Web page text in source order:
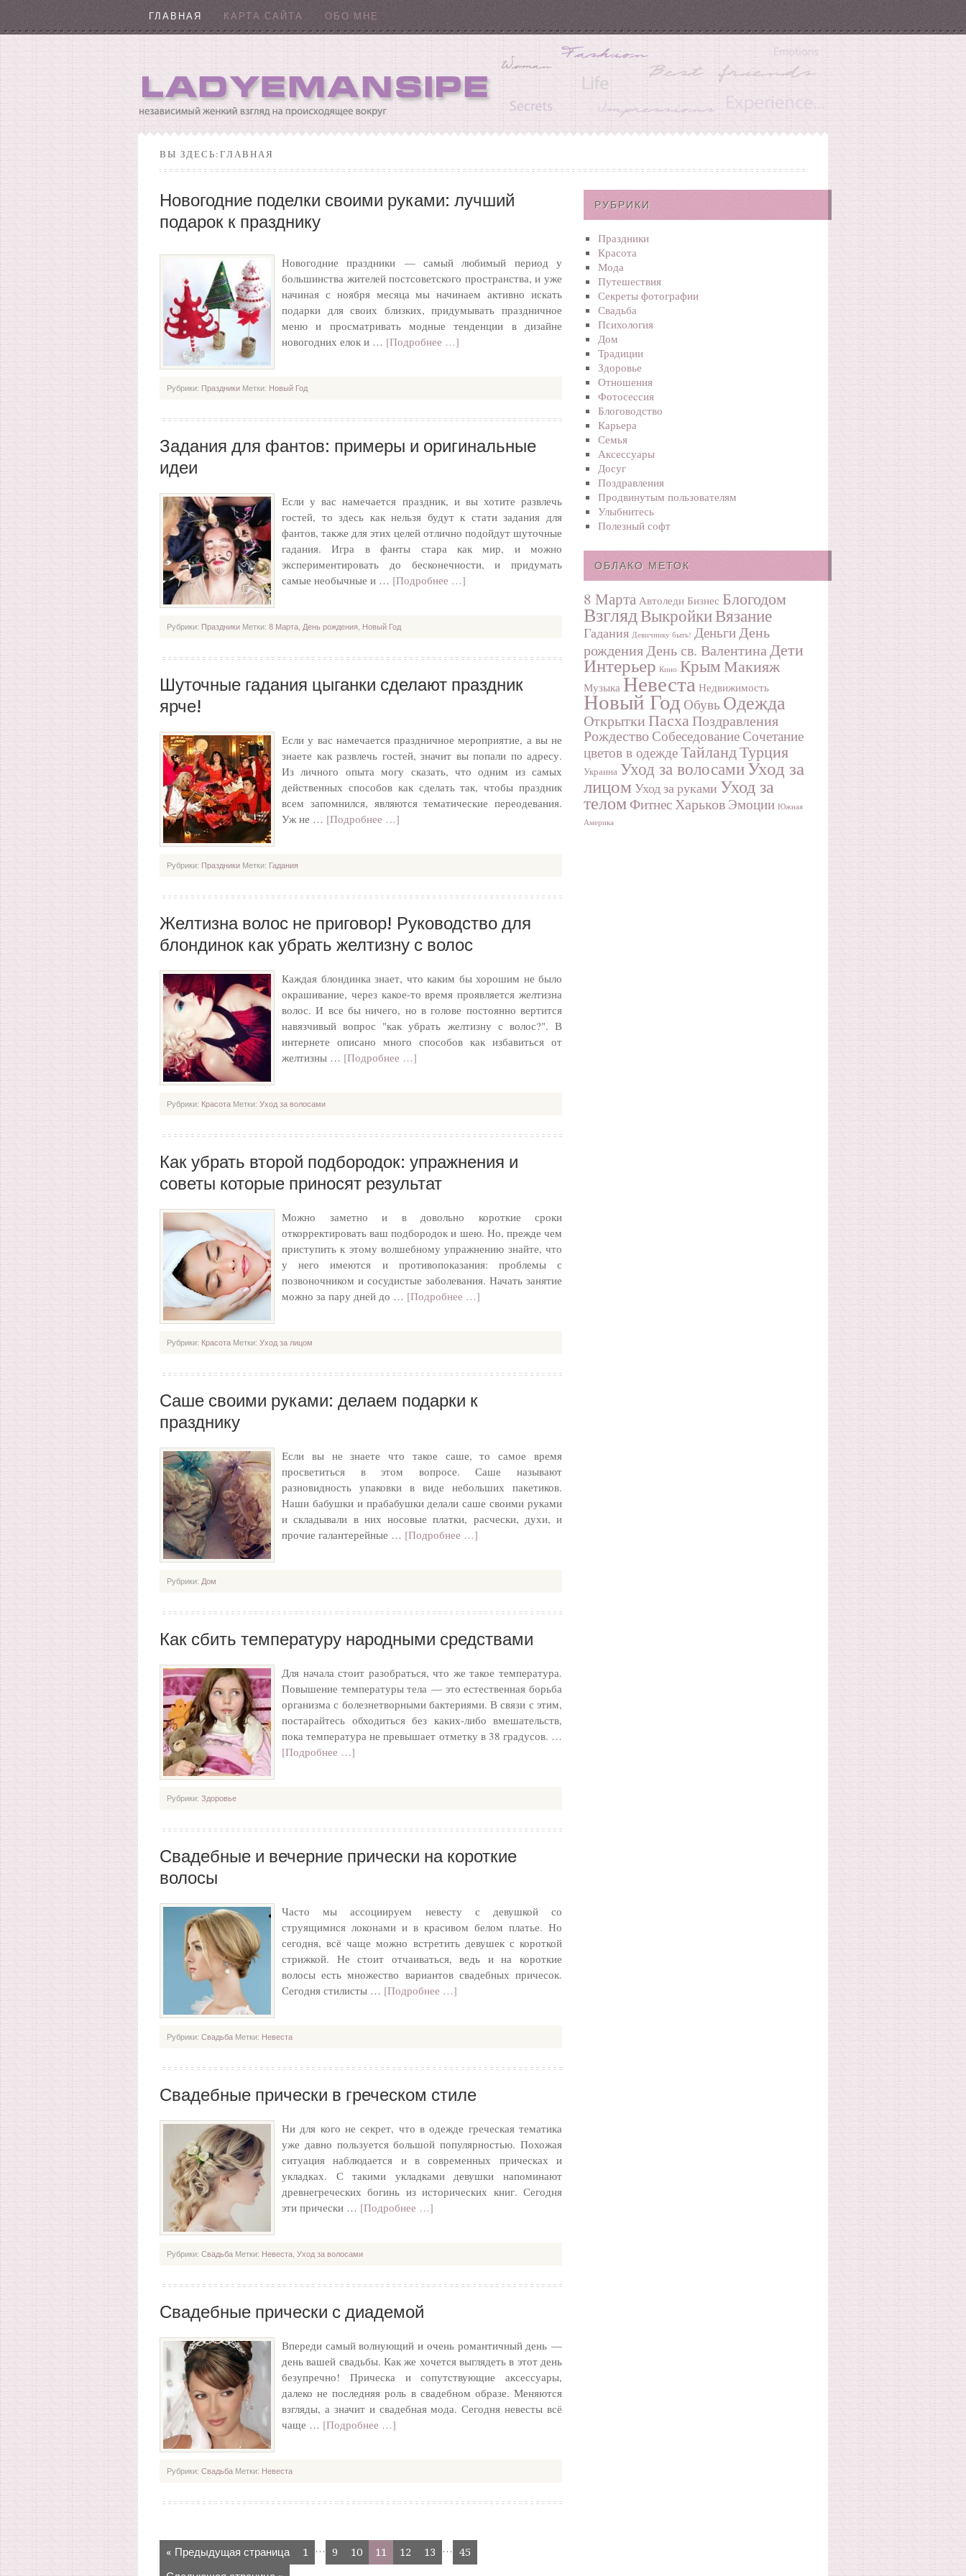
ГЛАВНАЯ КАРТА САЙТА ОБО МНЕ
ВЫ ЗДЕСЬ:ГЛАВНАЯ
Новогодние поделки своими руками: лучший
подарок к празднику
Новогодние праздники — самый любимый период у
большинства жителей постсоветского пространства, и уже
начиная с ноября месяца мы начинаем активно искать
подарки для своих близких, придумывать праздничное
меню и просматривать модные тенденции в дизайне
новогодних елок и … [Подробнее …]
Рубрики: Праздники Метки: Новый Год
Задания для фантов: примеры и оригинальные
идеи
Если у вас намечается праздник, и вы хотите развлечь
гостей, то здесь как нельзя будут к стати задания для
фантов, также для этих целей отлично подойдут шуточные
гадания. Игра в фанты стара как мир, и можно
экспериментировать до бесконечности, и придумать
самые необычные и … [Подробнее …]
Рубрики: Праздники Метки: 8 Марта День рождения Новый Год
Шуточные гадания цыганки сделают праздник
ярче!
Если у вас намечается праздничное мероприятие, а вы не
знаете как развлечь гостей, значит вы попали по адресу.
Из личного опыта могу сказать, что одним из самых
действенных способов как сделать так, чтобы праздник
всем запомнился, являются тематические переодевания.
Уж не … [Подробнее …]
Рубрики: Праздники Метки: Гадания
Желтизна волос не приговор! Руководство для
блондинок как убрать желтизну с волос
Каждая блондинка знает, что каким бы хорошим не было
окрашивание, через какое-то время проявляется желтизна
волос. И все бы ничего, но в голове постоянно вертится
навязчивый вопрос "как убрать желтизну с волос?". В
интернете описано много способов как избавиться от
желтизны … [Подробнее …]
Рубрики: Красота Метки: Уход за волосами
Как убрать второй подбородок: упражнения и
советы которые приносят результат
Можно заметно и в довольно короткие сроки
откорректировать ваш подбородок и шею. Но, прежде чем
приступить к этому волшебному упражнению знайте, что
у него имеются и противопоказания: проблемы с
позвоночником и сосудистые заболевания. Начать занятие
можно за пару дней до … [Подробнее …]
Рубрики: Красота Метки: Уход за лицом
Саше своими руками: делаем подарки к
празднику
Если вы не знаете что такое саше, то самое время
просветиться в этом вопросе. Саше называют
разновидность упаковки в виде небольших пакетиков.
Наши бабушки и прабабушки делали саше своими руками
и складывали в них носовые платки, расчески, духи, и
прочие галантерейные … [Подробнее …]
Рубрики: Дом
Как сбить температуру народными средствами
Для начала стоит разобраться, что же такое температура.
Повышение температуры тела — это естественная борьба
организма с болезнетворными бактериями. В связи с этим,
постарайтесь обходиться без каких-либо вмешательств,
пока температура не превышает отметку в 38 градусов. …
[Подробнее …]
Рубрики: Здоровье
Свадебные и вечерние прически на короткие
волосы
Часто мы ассоциируем невесту с девушкой со
струящимися локонами и в красивом белом платье. Но
сегодня, всё чаще можно встретить девушек с короткой
стрижкой. Не стоит отчаиваться, ведь и на короткие
волосы есть множество вариантов свадебных причесок.
Сегодня стилисты … [Подробнее …]
Рубрики: Свадьба Метки: Невеста
Свадебные прически в греческом стиле
Ни для кого не секрет, что в одежде греческая тематика
уже давно пользуется большой популярностью. Похожая
ситуация наблюдается и в современных прическах и
укладках. С такими укладками девушки напоминают
древнегреческих богинь из исторических книг. Сегодня
эти прически … [Подробнее …]
Рубрики: Свадьба Метки: Невеста Уход за волосами
Свадебные прически с диадемой
Впереди самый волнующий и очень романтичный день —
день вашей свадьбы. Как же хочется выглядеть в этот день
безупречно! Прическа и сопутствующие аксессуары,
далеко не последняя роль в свадебном образе. Меняются
взгляды, а значит и свадебная мода. Сегодня невесты всё
чаще … [Подробнее …]
Рубрики: Свадьба Метки: Невеста
« Предыдущая страница 1 … 9 10 11 12 13 … 45
РУБРИКИ
Праздники
Красота
Мода
Путешествия
Секреты фотографии
Свадьба
Психология
Дом
Традиции
Здоровье
Отношения
Фотосеcсия
Блоговодство
Карьера
Семья
Аксессуары
Досуг
Поздравления
Продвинутым пользователям
Улыбнитесь
Полезный софт
ОБЛАКО МЕТОК
8 Марта Автоледи Бизнес Блогодом
ВзглядВыкройкиВязание
Гадания Девичнику быть! ДеньгиДень
рожденияДень св. ВалентинаДети
Интерьер Кино КрымМакияж
Музыка Невеста Недвижимость
Новый ГодОбувь Одежда
ОткрыткиПасхаПоздравления
РождествоСобеседованиеСочетание
цветов в одеждеТайландТурция
Украина Уход за волосамиУход за
лицом Уход за руками Уход за
теломФитнесХарьков Эмоции Южная
Америка